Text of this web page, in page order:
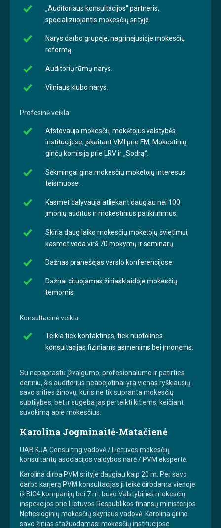
„Auditoriaus konsultacijos“ partneris,
specializuojantis mokesčių srityje.
Narys darbo grupėje, nagrinėjusioje mokesčių
reformą.
Auditorių rūmų narys.
Vilniaus klubo narys.
Profesinė veikla:
Atstovauja mokesčių mokėtojus valstybės
institucijose, įskaitant VMI prie FM, Mokestinių
ginčų komisiją prie LRV ir „Sodrą“.
Sėkmingai gina mokesčių mokėtojų interesus
teismuose.
Kasmet dalyvauja atliekant daugiau nei 100
įmonių auditus ir mokestinius patikrinimus.
Skiria daug laiko mokesčių mokėtojų švietimui,
kasmet veda virš 70 mokymų ir seminarų.
Dažnas pranešėjas verslo konferencijose.
Dažnai cituojamas žiniasklaidoje mokesčių
temomis.
Konsultacinė veikla:
Teikia tiek kontaktines, tiek nuotolines
konsultacijas fiziniams asmenims bei įmonėms.
Su nepaprastu įžvalgumo, profesionalumo ir patirties
deriniu, šis auditorius neabejotinai yra vienas ryškiausių
savo srities žinovų, kuris ne tik supranta mokesčių
subtilybes, bet ir sugeba jas perteikti kitiems, keičiant
suvokimą apie mokesčius.
Karolina Jogminaitė-Matačienė
UAB KJA Consulting vadovė / Lietuvos mokesčių
konsultantų asociacijos valdybos narė / PVM ekspertė.
Karolina dirba PVM srityje daugiau kaip 20 m. Per savo
darbo karjerą PVM konsultacijas ji teikė dirbdama vienoje
iš BIG4 kompanijų bei 7 m. buvo Valstybinės mokesčių
inspekcijos prie Lietuvos Respublikos finansų ministerijos
Netiesioginių mokesčių skyriaus vadovė. Karolina gilino
savo žinias stažuodamasi mokesčių institucijose